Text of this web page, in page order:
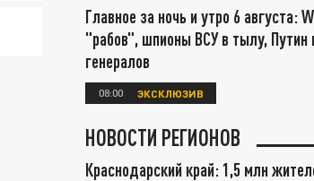
Главное за ночь и утро 6 августа:
"рабов", шпионы ВСУ в тылу, Путин
генералов
08:00 ЭКСКЛЮЗИВ
НОВОСТИ РЕГИОНОВ
Краснодарский край: 1,5 млн